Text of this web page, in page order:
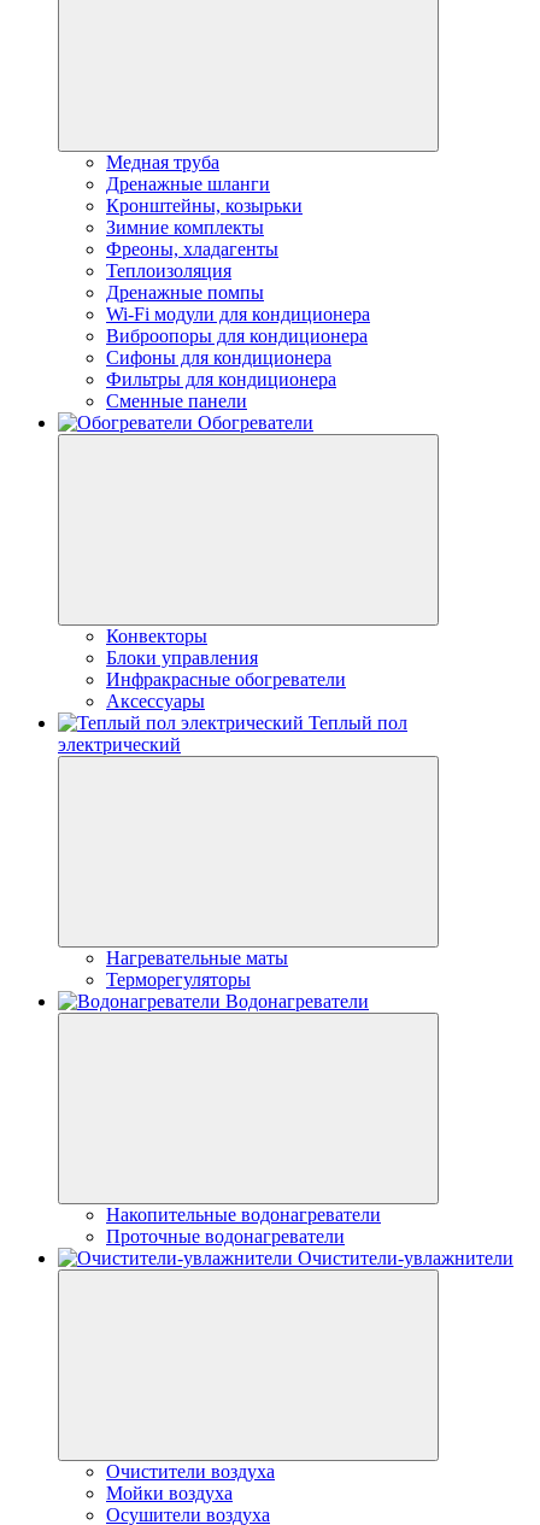
Медная труба
Дренажные шланги
Кронштейны, козырьки
Зимние комплекты
Фреоны, хладагенты
Теплоизоляция
Дренажные помпы
Wi-Fi модули для кондиционера
Виброопоры для кондиционера
Сифоны для кондиционера
Фильтры для кондиционера
Сменные панели
Обогреватели
Конвекторы
Блоки управления
Инфракрасные обогреватели
Аксессуары
Теплый пол
электрический
Нагревательные маты
Терморегуляторы
Водонагреватели
Накопительные водонагреватели
Проточные водонагреватели
Очистители-увлажнители
Очистители воздуха
Мойки воздуха
Осушители воздуха